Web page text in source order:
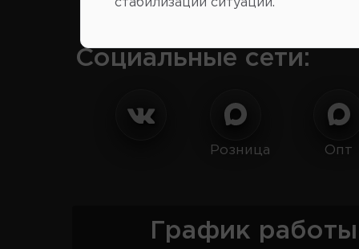
Социальные сети:
Розница Опт
График
стабилизации ситуации.